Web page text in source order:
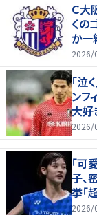
Ｃ大
くの
か一
2026/
｢泣
ンフ
大好
くな
2026/
「可
子、
挙「
2026/